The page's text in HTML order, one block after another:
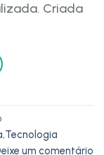
Criada
,Tecnologia
um comentário